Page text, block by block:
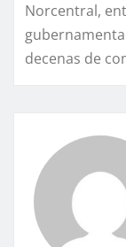
Norcentral,
decenas de